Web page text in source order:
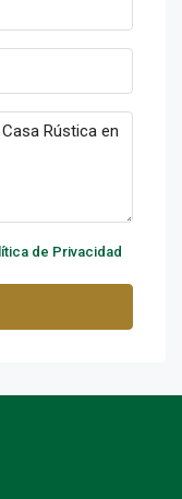
de Privacidad